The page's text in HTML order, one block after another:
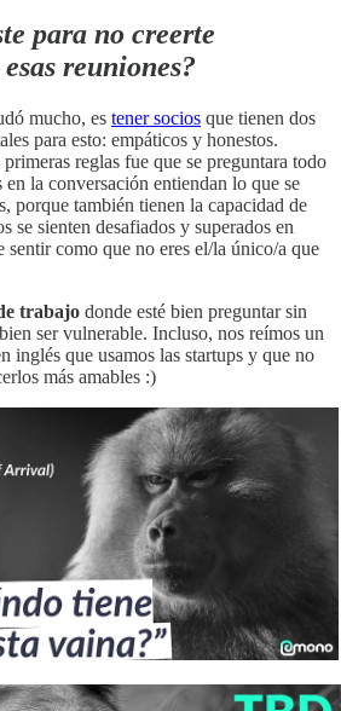
para no creerte
reuniones?
mucho, es tener socios que tienen dos
para esto: empáticos y honestos.
reglas fue que se preguntara todo
en la conversación entiendan lo que se
porque también tienen la capacidad de
se sienten desafiados y superados en
sentir como que no eres el/la único/a que
trabajo donde esté bien preguntar sin
ser vulnerable. Incluso, nos reímos un
inglés que usamos las startups y que no
más amables :)